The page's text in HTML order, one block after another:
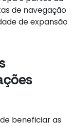
de navegação
de expansão
beneficiar as